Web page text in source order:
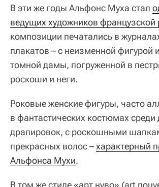
В эти же годы Альфонс Муха стал
ведущих художников
композиции печатались в
плакатов – с неизменной фигурой
томной дамы, погруженной в
роскоши и неги.
Роковые женские фигуры, часто
в фантастических костюмах среди
драпировок, с роскошными
прекрасных волос –характерный
Альфонса Мухи.
В том же стиле «арт нуво» (art